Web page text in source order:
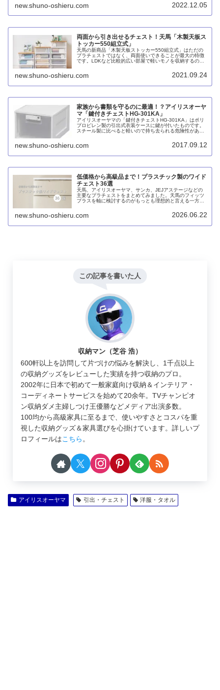
new.shuno-oshieru.com 2022.12.05
両面から引き出せるチェスト！天馬「木製天板ス
トッカー550組立式」
天馬の新商品「木製天板ストッカー550組立式」はただの
プラチェストではなく、両面使いできることが最大の特徴
です。LDKなど比較的広い部屋で軽いモノを収納するのに
new.shuno-oshieru.com 2021.09.24
家族から書類を守るのに最適！？アイリスオーヤ
マ「鍵付きチェストHG-301KA」
アイリスオーヤマの「鍵付きチェストHG-301KA」はポリ
プロピレン製の引出式衣装ケースに鍵が付いたものです。
スチール製に比べると軽いので持ち去られる危険性がある
new.shuno-oshieru.com 2017.09.12
低価格から高級品まで！プラスチック製のワイド
チェスト36選
天馬、アイリスオーヤマ、サンカ、JEJアステージなどの
主要なプラチェストをまとめてみました。天馬のフィッツ
プラスを軸に検討するのがもっとも理想的と言える一方、
new.shuno-oshieru.com 2026.06.22
この記事を書いた人
収納マン（芝谷 浩）
600軒以上を訪問して片づけの悩みを解決し、1千点以上
の収納グッズをレビューした実績を持つ収納のプロ。
2002年に日本で初めて一般家庭向け収納＆インテリア・
コーディネートサービスを始めて20余年。TVチャンピオ
ン収納ダメ主婦しつけ王優勝などメディア出演多数。
100均から高級家具に至るまで、使いやすさとコスパを重
視した収納グッズ＆家具選びを心掛けています。詳しいプ
ロフィールはこちら 。
アイリスオーヤマ 引出・チェスト 洋服・タオル